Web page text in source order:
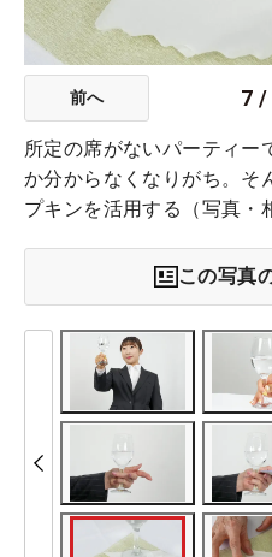
前へ 7 /
所定の席がないパーティー
か分からなくなりがち。そ
プキンを活用する（写真・
この写真